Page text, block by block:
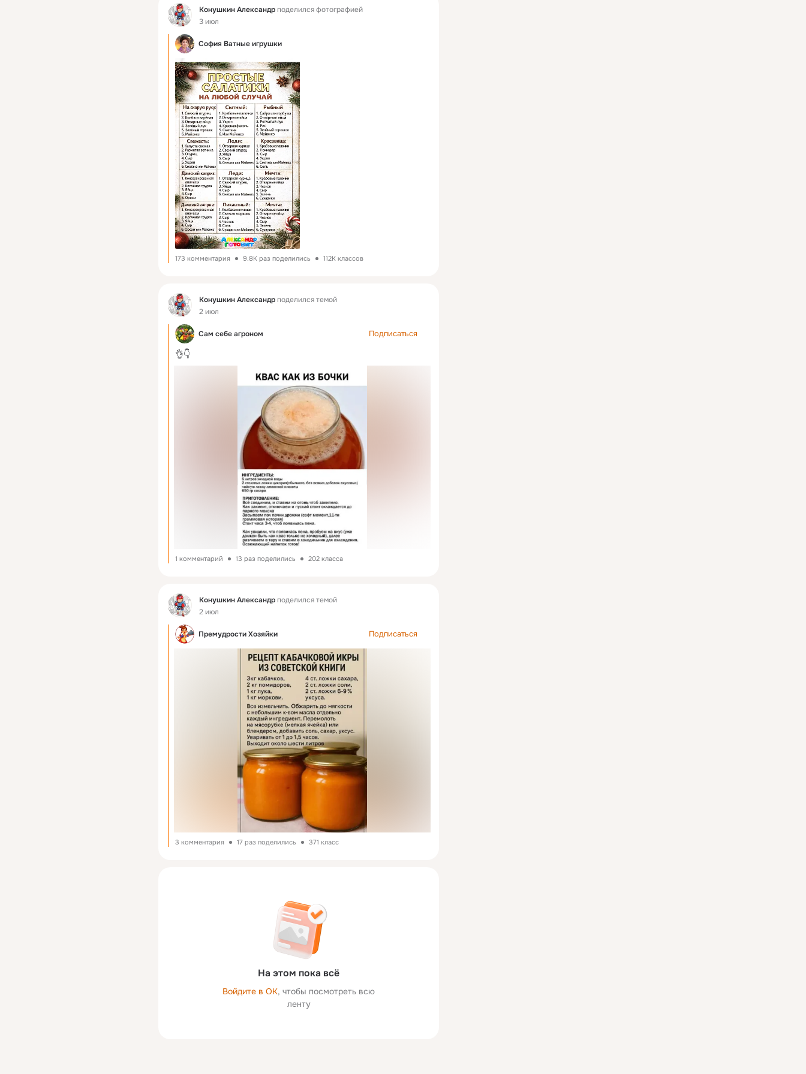
уксуса и довожу маринад до повторного кипения.
Теперь аккуратно добавляю огурцы в кипящий маринад.
Помешиваю их несколько минут, пока огурцы не изменят
цвет.
Как только огурцы побелеют, варю их еще три минуты и
снимаю с огня.
Готовые огурцы укладываю в стерилизованные банки и
заливаю маринадом до верха.
Закрываю банки чистыми крышками, закручиваю и
переворачиваю вверх дном. Заворачиваю в одеяло и
оставляю до полного охлаждения.
Храню огурчики при комнатной температуре.
Фид Конушкин Александрподелился фотографией
3 июл
София Ватные игрушки
173 комментария 9.8K раз поделились 112K классов
Фид Конушкин Александрподелился темой
2 июл
Сам себе агроном Подписаться
👌👇
1 комментарий 13 раз поделились 202 класса
Фид Конушкин Александрподелился темой
2 июл
Премудрости Хозяйки Подписаться
3 комментария 17 раз поделились 371 класс
На этом пока всё
Войдите в ОК, чтобы посмотреть всю
ленту